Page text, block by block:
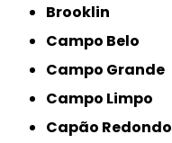
Brooklin
Campo Belo
Campo Grande
Campo Limpo
Capão Redondo